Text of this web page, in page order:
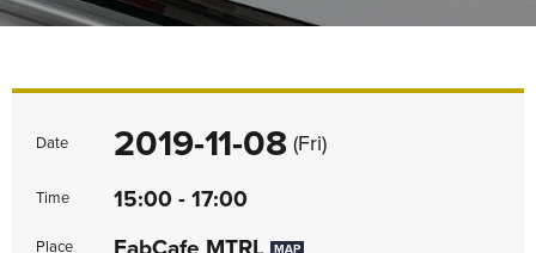
Date 2019-11-08 (Fri)
Time 15:00 - 17:00
Place MAP